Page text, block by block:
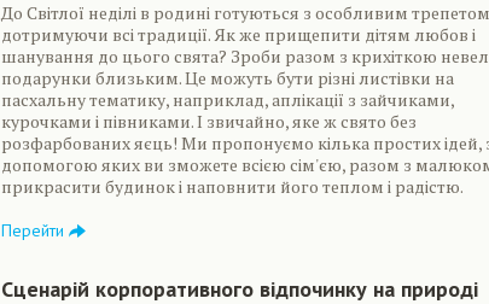
До Світлої неділі в родині готуються з особливим
дотримуючи всі традиції. Як же прищепити дітям любов і
шанування до цього свята? Зроби разом з крихіткою
подарунки близьким. Це можуть бути різні листівки на
пасхальну тематику, наприклад, аплікації з зайчиками,
курочками і півниками. І звичайно, яке ж свято без
розфарбованих яєць! Ми пропонуємо кілька простих ідей,
допомогою яких ви зможете всією сім'єю, разом з
прикрасити будинок і наповнити його теплом і радістю.
Перейти
Сценарій корпоративного відпочинку на природі